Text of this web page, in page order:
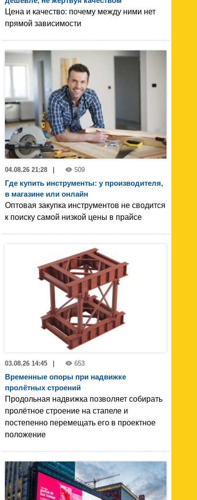
Цена и качество: почему между ними нет
прямой зависимости
04.08.26 21:28 509
Где купить инструменты: у производителя,
в магазине или онлайн
Оптовая закупка инструментов не сводится
к поиску самой низкой цены в прайсе
03.08.26 14:45 | 653
Временные опоры при надвижке
пролётных строений
Продольная надвижка позволяет собирать
пролётное строение на стапеле и
постепенно перемещать его в проектное
положение